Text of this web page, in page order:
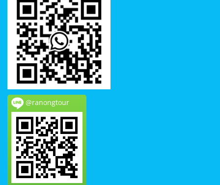
@ranongtour